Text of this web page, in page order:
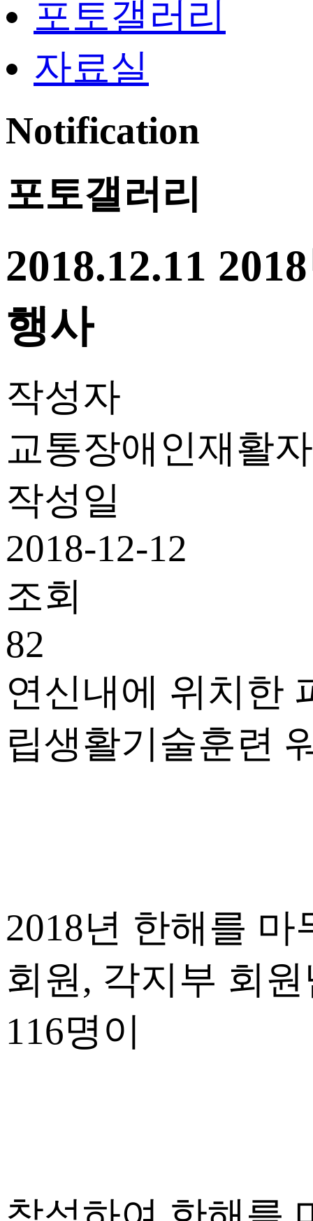
포토갤러리
자료실
Notification
포토갤러리
2018.12.11
행사
작성자
교통장애인재활
작성일
2018-12-12
조회
82
연신내에 위치한
립생활기술훈련
2018년 한해를
회원, 각지부 회
116명이